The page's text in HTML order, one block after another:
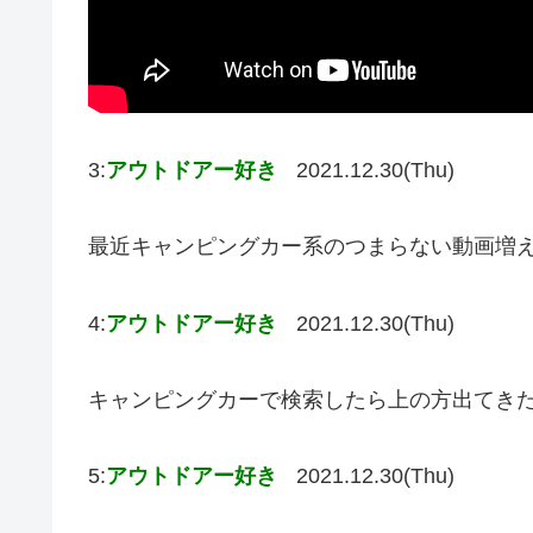
3:アウトドアー好き 2021.12.30(Thu)
最近キャンピングカー系のつまらない動画増
4:アウトドアー好き 2021.12.30(Thu)
キャンピングカーで検索したら上の方出てき
5:アウトドアー好き 2021.12.30(Thu)